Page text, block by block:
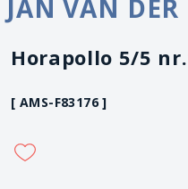
JAN VAN DER
Horapollo 5/5
[ AMS-F83176 ]